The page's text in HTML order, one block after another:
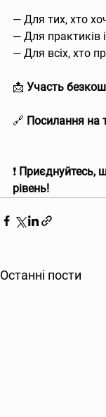
— Для тих, хто
— Для практиків
— Для всіх, хто
📩 Участь
🔗 Посилання на
❗ Приєднуйтесь,
рівень!
Останні пости